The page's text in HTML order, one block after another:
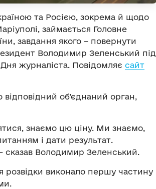
та Росією, зокрема й щодо
займається Головне
завдання якого – повернути
Володимир Зеленський під
журналіста. Повідомляє сайт
об’єднаний орган,
знаємо цю ціну. Ми знаємо,
і дати результат.
сказав Володимир Зеленський.
розвідки виконало першу частину